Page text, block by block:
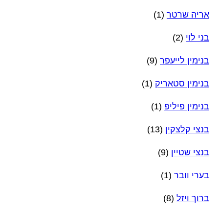
אריה שרטר (1)
בני לוי (2)
בנימין לייעפר (9)
בנימין סטאריק (1)
בנימין פיליפ (1)
בנצי קלצקין (13)
בנצי שטיין (9)
בערי וובר (1)
ברוך ויזל (8)